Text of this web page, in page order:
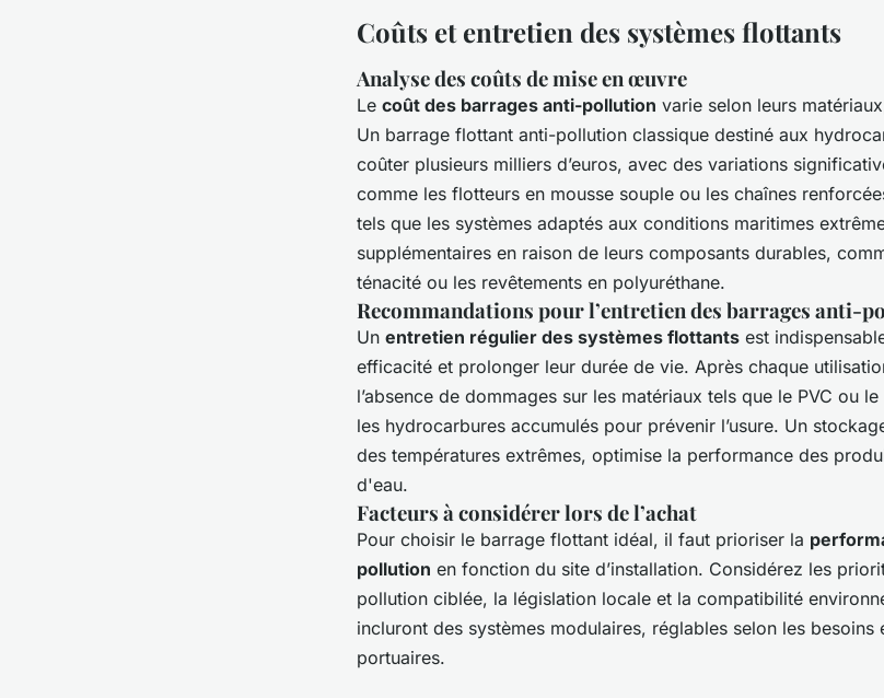
Coûts et entretien des systèmes flottants
Analyse des coûts de mise en œuvre
Le coût des barrages anti-pollution varie selon leurs
Un barrage flottant anti-pollution classique destiné aux
coûter plusieurs milliers d’euros, avec des variations
comme les flotteurs en mousse souple ou les chaînes
tels que les systèmes adaptés aux conditions maritimes
supplémentaires en raison de leurs composants durables,
ténacité ou les revêtements en polyuréthane.
Recommandations pour l’entretien des barrages anti-
Un entretien régulier des systèmes flottants est
efficacité et prolonger leur durée de vie. Après chaque
l’absence de dommages sur les matériaux tels que le PVC ou
les hydrocarbures accumulés pour prévenir l’usure. Un
des températures extrêmes, optimise la performance des
d'eau.
Facteurs à considérer lors de l’achat
Pour choisir le barrage flottant idéal, il faut prioriser la
pollution en fonction du site d’installation. Considérez les
pollution ciblée, la législation locale et la compatibilité
incluront des systèmes modulaires, réglables selon les besoins
portuaires.